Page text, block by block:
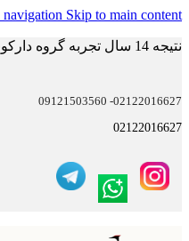
navigation Skip to main content
نتیجه 14 سال تجربه گروه دارکوب رو باهاتون به اشتراک میذاریم...
02122016627- 09121503560
02122016627